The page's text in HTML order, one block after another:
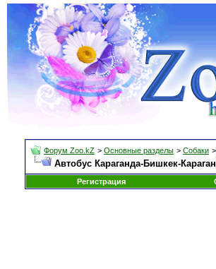
Форум Zoo.kZ > Основные разделы > Собаки >
Автобус Караганда-Бишкек-
Регистрация